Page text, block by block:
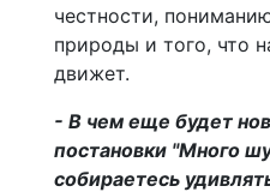
честности,
природы и того, что
движет.
- В чем еще будет
постановки "Много
собираетесь